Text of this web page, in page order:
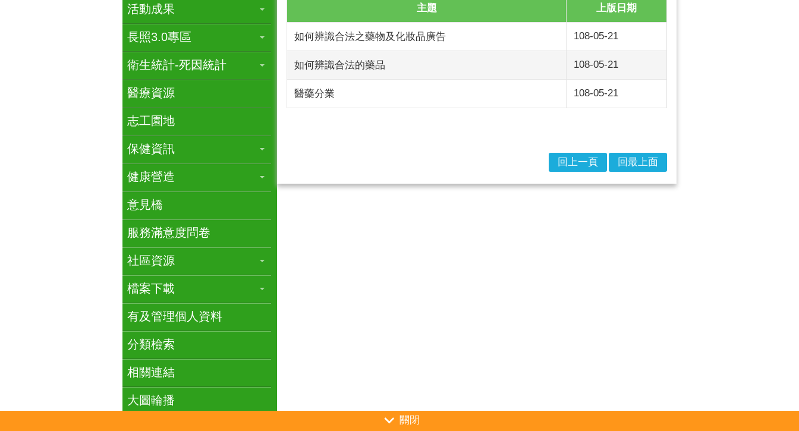
活動成果
長照3.0專區
衛生統計-死因統計
醫療資源
志工園地
保健資訊
健康營造
意見橋
服務滿意度問卷
社區資源
檔案下載
有及管理個人資料
分類檢索
相關連結
大圖輪播
主題 上版日期
如何辨識合法之藥物及化妝品廣告 108-05-21
如何辨識合法的藥品 108-05-21
醫藥分業 108-05-21
回上一頁 回最上面
關閉